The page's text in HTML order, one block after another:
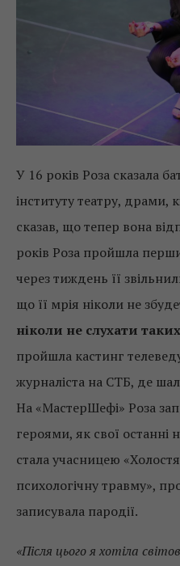
У 16 років Роза сказала
інституту театру, драми,
сказав, що тепер вона
років Роза пройшла
через тиждень її
що її мрія ніколи не
ніколи не слухати
пройшла кастинг
журналіста на СТБ, де
На «МастерШефі» Роза
героями, як свої останні
стала учасницею
психологічну травму»,
записувала пародії.
«Після цього я хотіла